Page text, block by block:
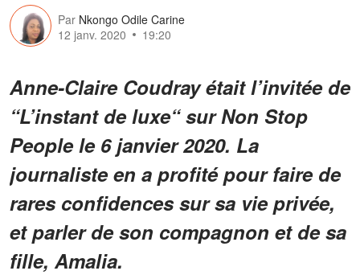
Par Nkongo Odile Carine
12 janv. 2020
19:20
Anne-Claire Coudray était l’invitée de
“L’instant de luxe“ sur Non Stop
People le 6 janvier 2020. La
journaliste en a profité pour faire de
rares confidences sur sa vie privée,
et parler de son compagnon et de sa
fille, Amalia.